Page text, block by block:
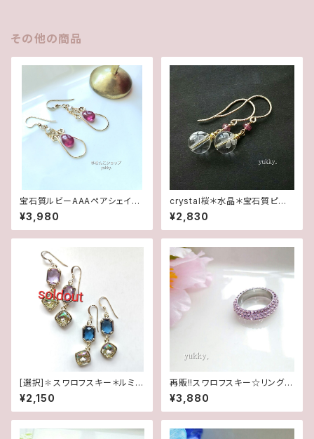
その他の商品
宝石質ルビーAAAペアシェイプ
✽淡水パール14kgfデザインピ
アス/イヤリング
¥3,980
crystal桜＊水晶＊宝石質ピン
クトルマリン(ボタン)14Kgfピア
ス/イヤリング
¥2,830
[選択]✽スワロフスキー＊ルミナ
スグリーン✽フレームガラス(1ペ
ア)14kgfピアス/イヤリング
¥2,150
再販!!スワロフスキー☆リング☆
Lt.アメジスト(11.5号)
¥3,880